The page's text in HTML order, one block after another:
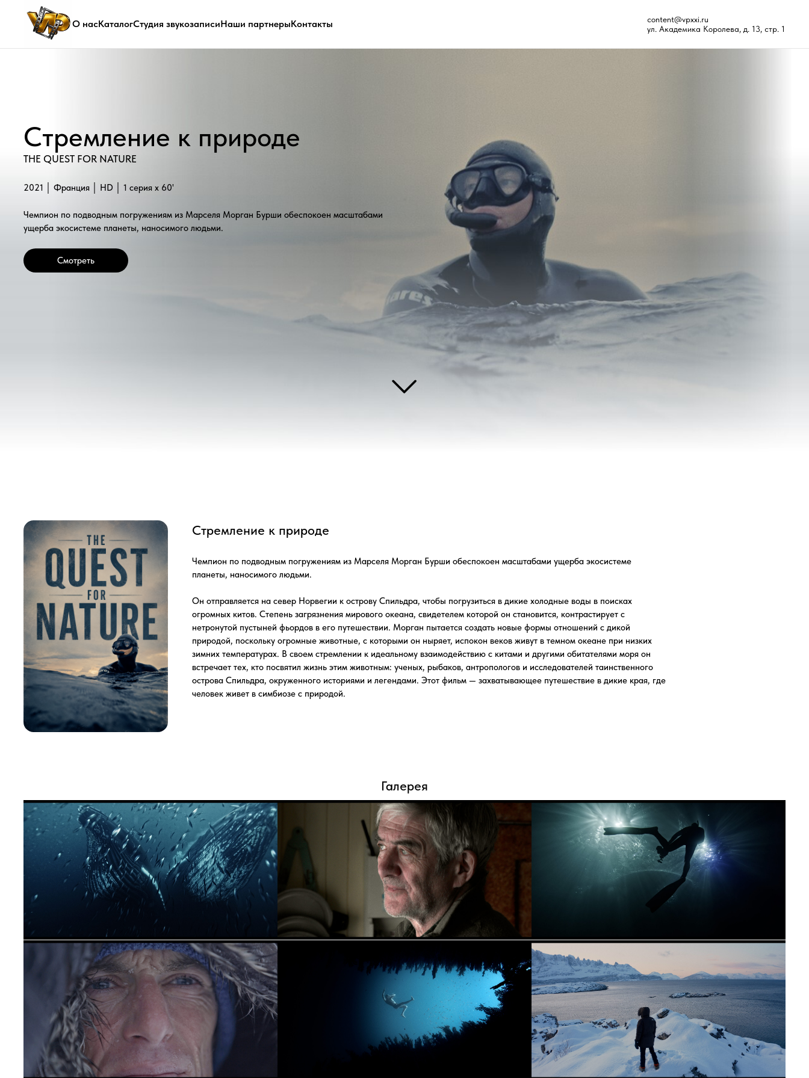
О насКаталогСтудия звукозаписиНаши партнерыКонтакты
content@vpxxi.ru
ул. Академика Королева, д. 13, стр. 1
Стремление к природе
THE QUEST FOR NATURE
Галерея
Чемпион по подводным погружениям из Марселя Морган Бурши обеспокоен масштабами
Смотреть
Он отправляется на север Норвегии к острову Спильдра, чтобы погрузиться в дикие холодные воды в поисках
нетронутой пустыней фьордов в его путешествии. Морган пытается создать новые формы отношений с дикой
природой, поскольку огромные животные, с которыми он ныряет, испокон веков живут в темном океане при низких
встречает тех, кто посвятил жизнь этим животным: ученых, рыбаков, антропологов и исследователей таинственного
острова Спильдра, окруженного историями и легендами. Этот фильм — захватывающее путешествие в дикие края, где
человек живет в симбиозе с природой.